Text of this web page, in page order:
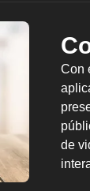
Con
de